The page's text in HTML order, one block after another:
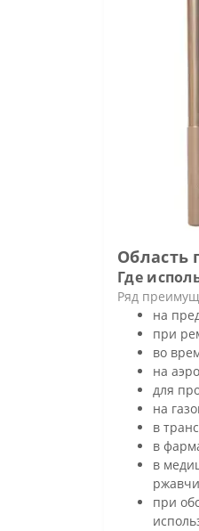
Область
Где
Ряд
на
при
во
на
для
на
в
в
в
при